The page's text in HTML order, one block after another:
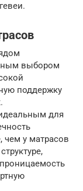
выбором
поддержку
для
чем у матрасов